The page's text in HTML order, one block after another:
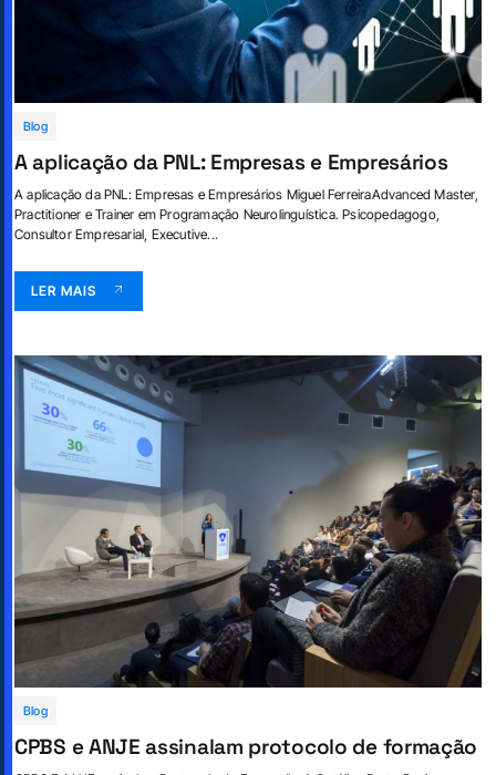
Blog
A aplicação da PNL: Empresas e Empresários
A aplicação da PNL: Empresas e Empresários Miguel FerreiraAdvanced Master,
Practitioner e Trainer em Programação Neurolinguística. Psicopedagogo,
Consultor Empresarial, Executive...
LER MAIS
Blog
CPBS e ANJE assinalam protocolo de formação